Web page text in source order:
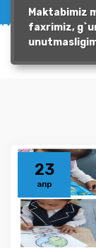
Maktabimiz
faxrimiz,
23
апр